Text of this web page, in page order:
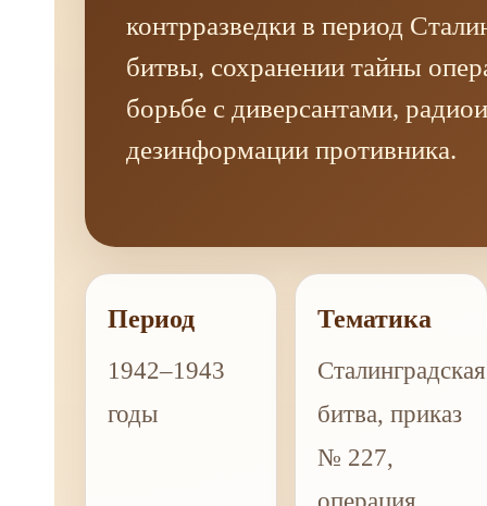
контрразведки в период
битвы, сохранении тайны
борьбе с диверсантами,
дезинформации противника.
Период
1942–1943
годы
Тематика
Сталинградская
битва, приказ
№ 227,